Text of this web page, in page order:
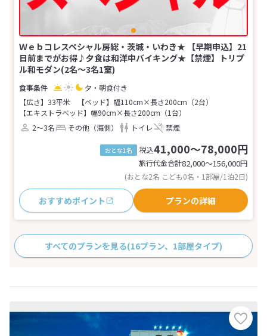
Ｗｅｂコレスペシャル房総・茨城・いわき★ 【早期申込】21
日前までがお得♪夕食は和洋中バイキング★【禁煙】トリプ
ル和モダン(2名～3名1室)
夕・朝食付き
【広さ】33平米
【ベッド】幅110cm×長さ200cm（2台）
【エキストラベッド】幅90cm×長さ200cm（1台）
2～3名
その他（海側） トイレ 禁煙
おとな1名 税込41,000～78,000円
旅行代金合計82,000〜156,000円
(おとな2名 こども0名・1部屋/1泊2日)
おすすめポイント プランの詳細
すべてのプランを見る(16プラン、1部屋タイプ)